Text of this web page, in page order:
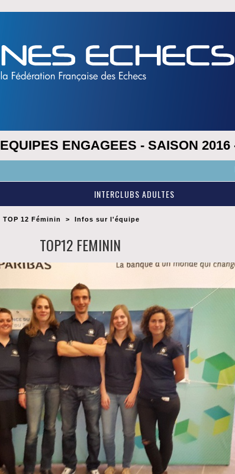
EQUIPES ENGAGEES - SAISON 2016
INTERCLUBS ADULTES
TOP 12 Féminin > Infos sur l'équipe
TOP12 FEMININ